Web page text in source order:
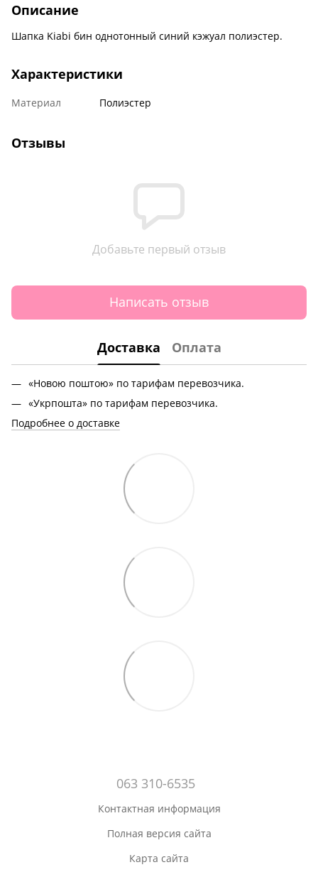
Описание
Шапка Kiabi бин однотонный синий кэжуал полиэстер.
Характеристики
Материал Полиэстер
Отзывы
Добавьте первый отзыв
Написать отзыв
Доставка Оплата
«Новою поштою» по тарифам перевозчика.
«Укрпошта» по тарифам перевозчика.
Подробнее о доставке
063 310-6535
Контактная информация
Полная версия сайта
Карта сайта